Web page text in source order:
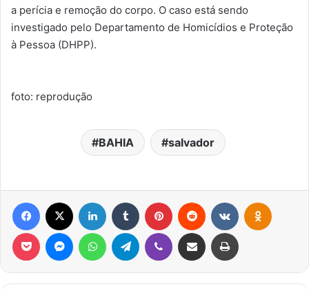
a perícia e remoção do corpo. O caso está sendo
investigado pelo Departamento de Homicídios e Proteção
à Pessoa (DHPP).
foto: reprodução
BAHIA salvador
Facebook Linkedin Tumblr Pinterest Reddit
Pocket MessengerWhatsAppTelegram Viber Compartilhar via e-mail Imprimir